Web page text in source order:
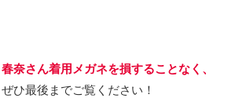
春奈さん着用メガネを損することなく、
ぜひ最後までご覧ください！